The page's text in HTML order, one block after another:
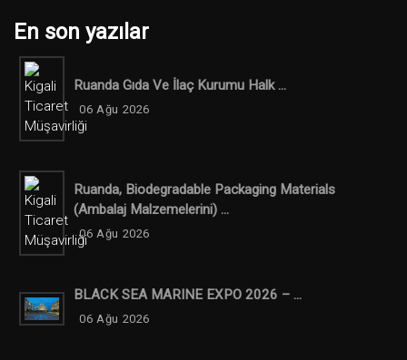
En son yazılar
Ruanda Gıda Ve İlaç Kurumu Halk ...
06 Ağu 2026
Ruanda, Biodegradable Packaging Materials
(ambalaj Malzemelerini) ...
06 Ağu 2026
BLACK SEA MARINE EXPO 2026 – ...
06 Ağu 2026